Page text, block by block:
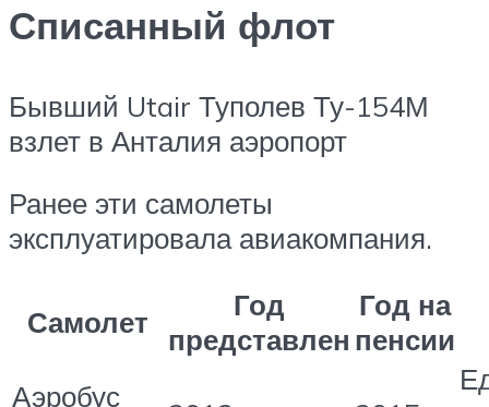
Списанный флот
Бывший Utair Туполев Ту-154М
взлет в Анталия аэропорт
Ранее эти самолеты
эксплуатировала авиакомпания.
Самолет
Год
представлен
Год на
пенсии
Аэробус